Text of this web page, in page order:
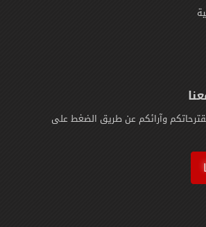
وآرائكم عن طريق الضغط على